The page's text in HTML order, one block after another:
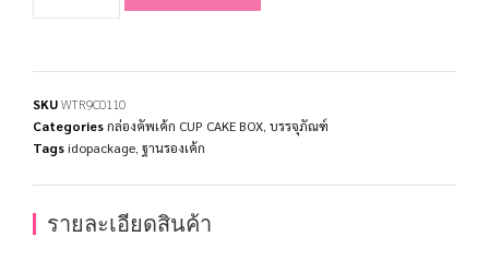
SKUWTR9C0110
Categoriesกล่องคัพเค้ก CUP CAKE BOX บรรจุภัณฑ์
Tags idopackage ฐานรองเค้ก
รายละเอียดสินค้า